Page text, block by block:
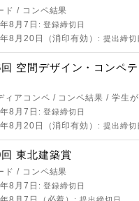
ド / コンペ結果
8月7日 : 登録締切日
8月20日（消印有効） : 提出締切
空間デザイン・コンペ
ィアコンペ / コンペ結果 / 学生
8月7日 : 登録締切日
8月20日（消印有効） : 提出締切
東北建築賞
ド / コンペ結果
8月7日 : 登録締切日